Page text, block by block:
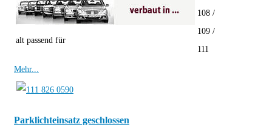
alt passend für
108 /
109 /
111
Mehr...
Parklichteinsatz geschlossen